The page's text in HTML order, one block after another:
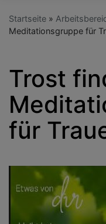
Startseite
Meditationsgruppe für
Trost
für